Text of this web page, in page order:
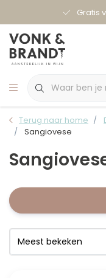
Gratis
Terug naar home
Sangiovese